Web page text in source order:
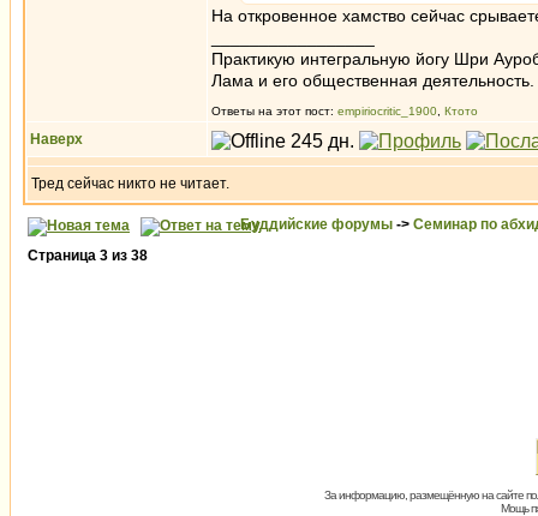
На откровенное хамство сейчас
Практикую интегральную йогу Шри
Лама и его общественная деятельность.
Ответы на этот пост: empiriocritic_1900 Ктото
Наверх
Тред сейчас никто не читает.
Буддийские форумы -> Семинар по
Страница 3 из 38
За информацию, размещённую на сайте
Мощь